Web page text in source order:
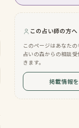
この占い師の方へ
このページはあなたの
占いの森からの相談
きます。
掲載情報